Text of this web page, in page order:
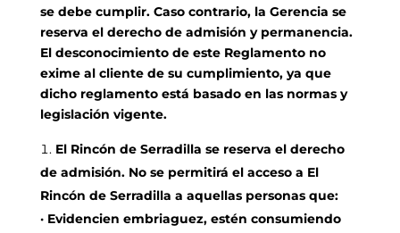
se debe cumplir. Caso contrario, la Gerencia se
reserva el derecho de admisión y permanencia.
El desconocimiento de este Reglamento no
exime al cliente de su cumplimiento, ya que
dicho reglamento está basado en las normas y
legislación vigente.
El Rincón de Serradilla se reserva el derecho
de admisión. No se permitirá el acceso a El
Rincón de Serradilla a aquellas personas que:
· Evidencien embriaguez, estén consumiendo